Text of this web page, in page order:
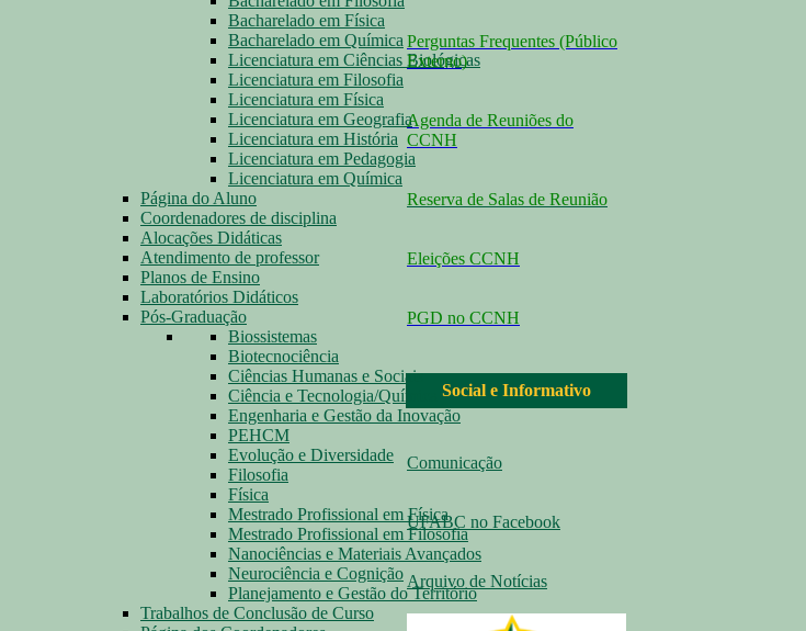
Bacharelado em Física
Bacharelado em Química
Licenciatura em Ciências Biológicas
Licenciatura em Filosofia
Licenciatura em Física
Licenciatura em Geografia
Licenciatura em História
Licenciatura em Pedagogia
Licenciatura em Química
Página do Aluno
Coordenadores de disciplina
Alocações Didáticas
Atendimento de professor
Planos de Ensino
Laboratórios Didáticos
Pós-Graduação
Biossistemas
Biotecnociência
Ciências Humanas e Sociais
Ciência e Tecnologia/Química
Engenharia e Gestão da Inovação
PEHCM
Evolução e Diversidade
Filosofia
Física
Mestrado Profissional em Física
Mestrado Profissional em Filosofia
Nanociências e Materiais Avançados
Neurociência e Cognição
Planejamento e Gestão do Território
Trabalhos de Conclusão de Curso
Perguntas Frequentes (Público
Externo)
Agenda de Reuniões do
CCNH
Reserva de Salas de Reunião
Eleições CCNH
PGD no CCNH
Social e Informativo
Comunicação
UFABC no Facebook
Arquivo de Notícias